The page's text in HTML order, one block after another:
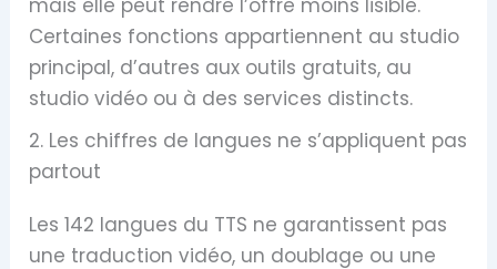
mais elle peut rendre l’offre moins lisible.
Certaines fonctions appartiennent au studio
principal, d’autres aux outils gratuits, au
studio vidéo ou à des services distincts.
2. Les chiffres de langues ne s’appliquent pas
partout
Les 142 langues du TTS ne garantissent pas
une traduction vidéo, un doublage ou une